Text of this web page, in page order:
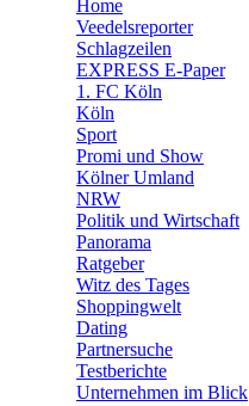
Home
Veedelsreporter
Schlagzeilen
EXPRESS E-Paper
1. FC Köln
Köln
Sport
Promi und Show
Kölner Umland
NRW
Politik und Wirtschaft
Panorama
Ratgeber
Witz des Tages
Shoppingwelt
Dating
Partnersuche
Testberichte
Unternehmen im Blick